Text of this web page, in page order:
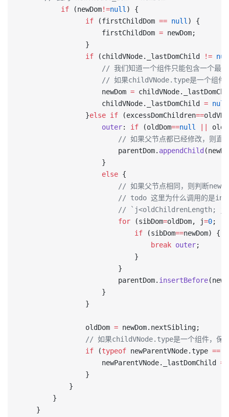
          if
(newDom!=null ) {
                if
(firstChildDom == null ) {
                    firstChildDom
= newDom;
                }
                if
(childVNode._lastDomChild !=
// 我们知道一个组件只能包含一个最外
// 如果childVNode.type是一个组件
                    newDom
=
                    childVNode._lastDomChild
= null
                }
else if (excessDomChildren==
                    outer
: if (oldDom==null
// 如果父节点都已经修改，则直
                        parentDom.
appendChild
                    }
                    else
{
// 如果父节点相同，则判断
// todo 这里为什么调用的是
// `j<oldChildrenLength;
                        for
(sibDom=oldDom, j=0;
                            if
(sibDom==newDom) {
                                break
outer;
                            }
                        }
                        parentDom.
insertBefore
                    }
                }
                oldDom
= newDom.nextSibling;
// 如果childVNode.type是一个组件，保
                if
(typeof newParentVNode.type ==
                    newParentVNode._lastDomChild
=
                }
            }
        }
    }